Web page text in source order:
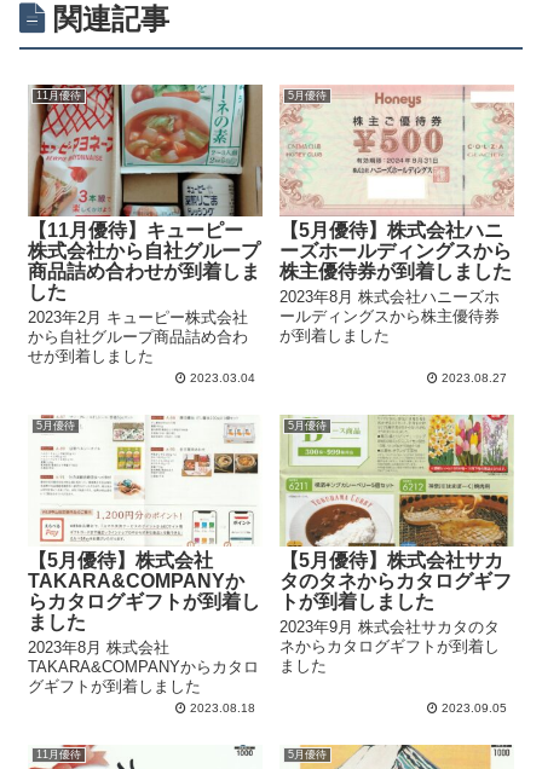
関連記事
11月優待
【11月優待】キューピー
株式会社から自社グループ
商品詰め合わせが到着しま
した
2023年2月 キューピー株式会社
から自社グループ商品詰め合わ
せが到着しました
2023.03.04
5月優待
【5月優待】株式会社ハニ
ーズホールディングスから
株主優待券が到着しました
2023年8月 株式会社ハニーズホ
ールディングスから株主優待券
が到着しました
2023.08.27
5月優待
【5月優待】株式会社
TAKARA&COMPANYか
らカタログギフトが到着し
ました
2023年8月 株式会社
TAKARA&COMPANYからカタロ
グギフトが到着しました
2023.08.18
5月優待
【5月優待】株式会社サカ
タのタネからカタログギフ
トが到着しました
2023年9月 株式会社サカタのタ
ネからカタログギフトが到着し
ました
2023.09.05
11月優待 5月優待